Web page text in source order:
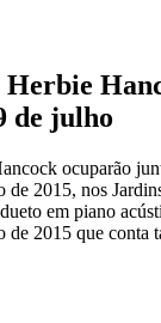
de julho
ocuparão
de 2015, nos
em piano
de 2015 que conta